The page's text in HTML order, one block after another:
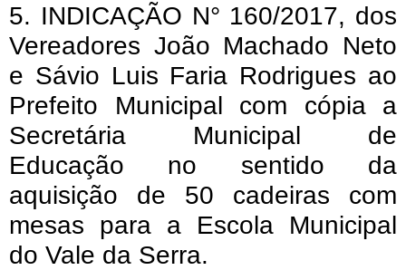
5. INDICAÇÃO N° 160/2017, dos
Vereadores João Machado Neto
e Sávio Luis Faria Rodrigues ao
Prefeito Municipal com cópia a
Secretária Municipal de
Educação no sentido da
aquisição de 50 cadeiras com
mesas para a Escola Municipal
do Vale da Serra.